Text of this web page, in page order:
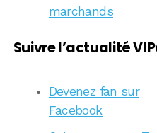
marchands
Suivre l’actualité
Devenez fan sur
Facebook